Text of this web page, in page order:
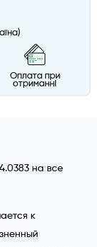
Оплата при
отриманні
на все
к